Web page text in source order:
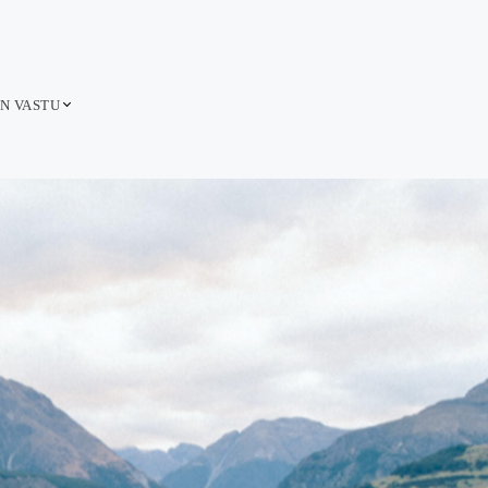
VASTU